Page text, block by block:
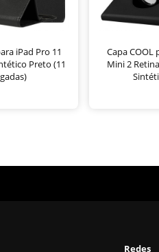
iPad Pro 11
Preto (11
Capa COOL
Mini 2
Redes